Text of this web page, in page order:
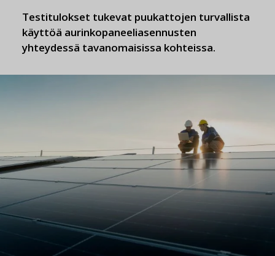
Testitulokset tukevat puukattojen turvallista
käyttöä aurinkopaneeliasennusten
yhteydessä tavanomaisissa kohteissa.